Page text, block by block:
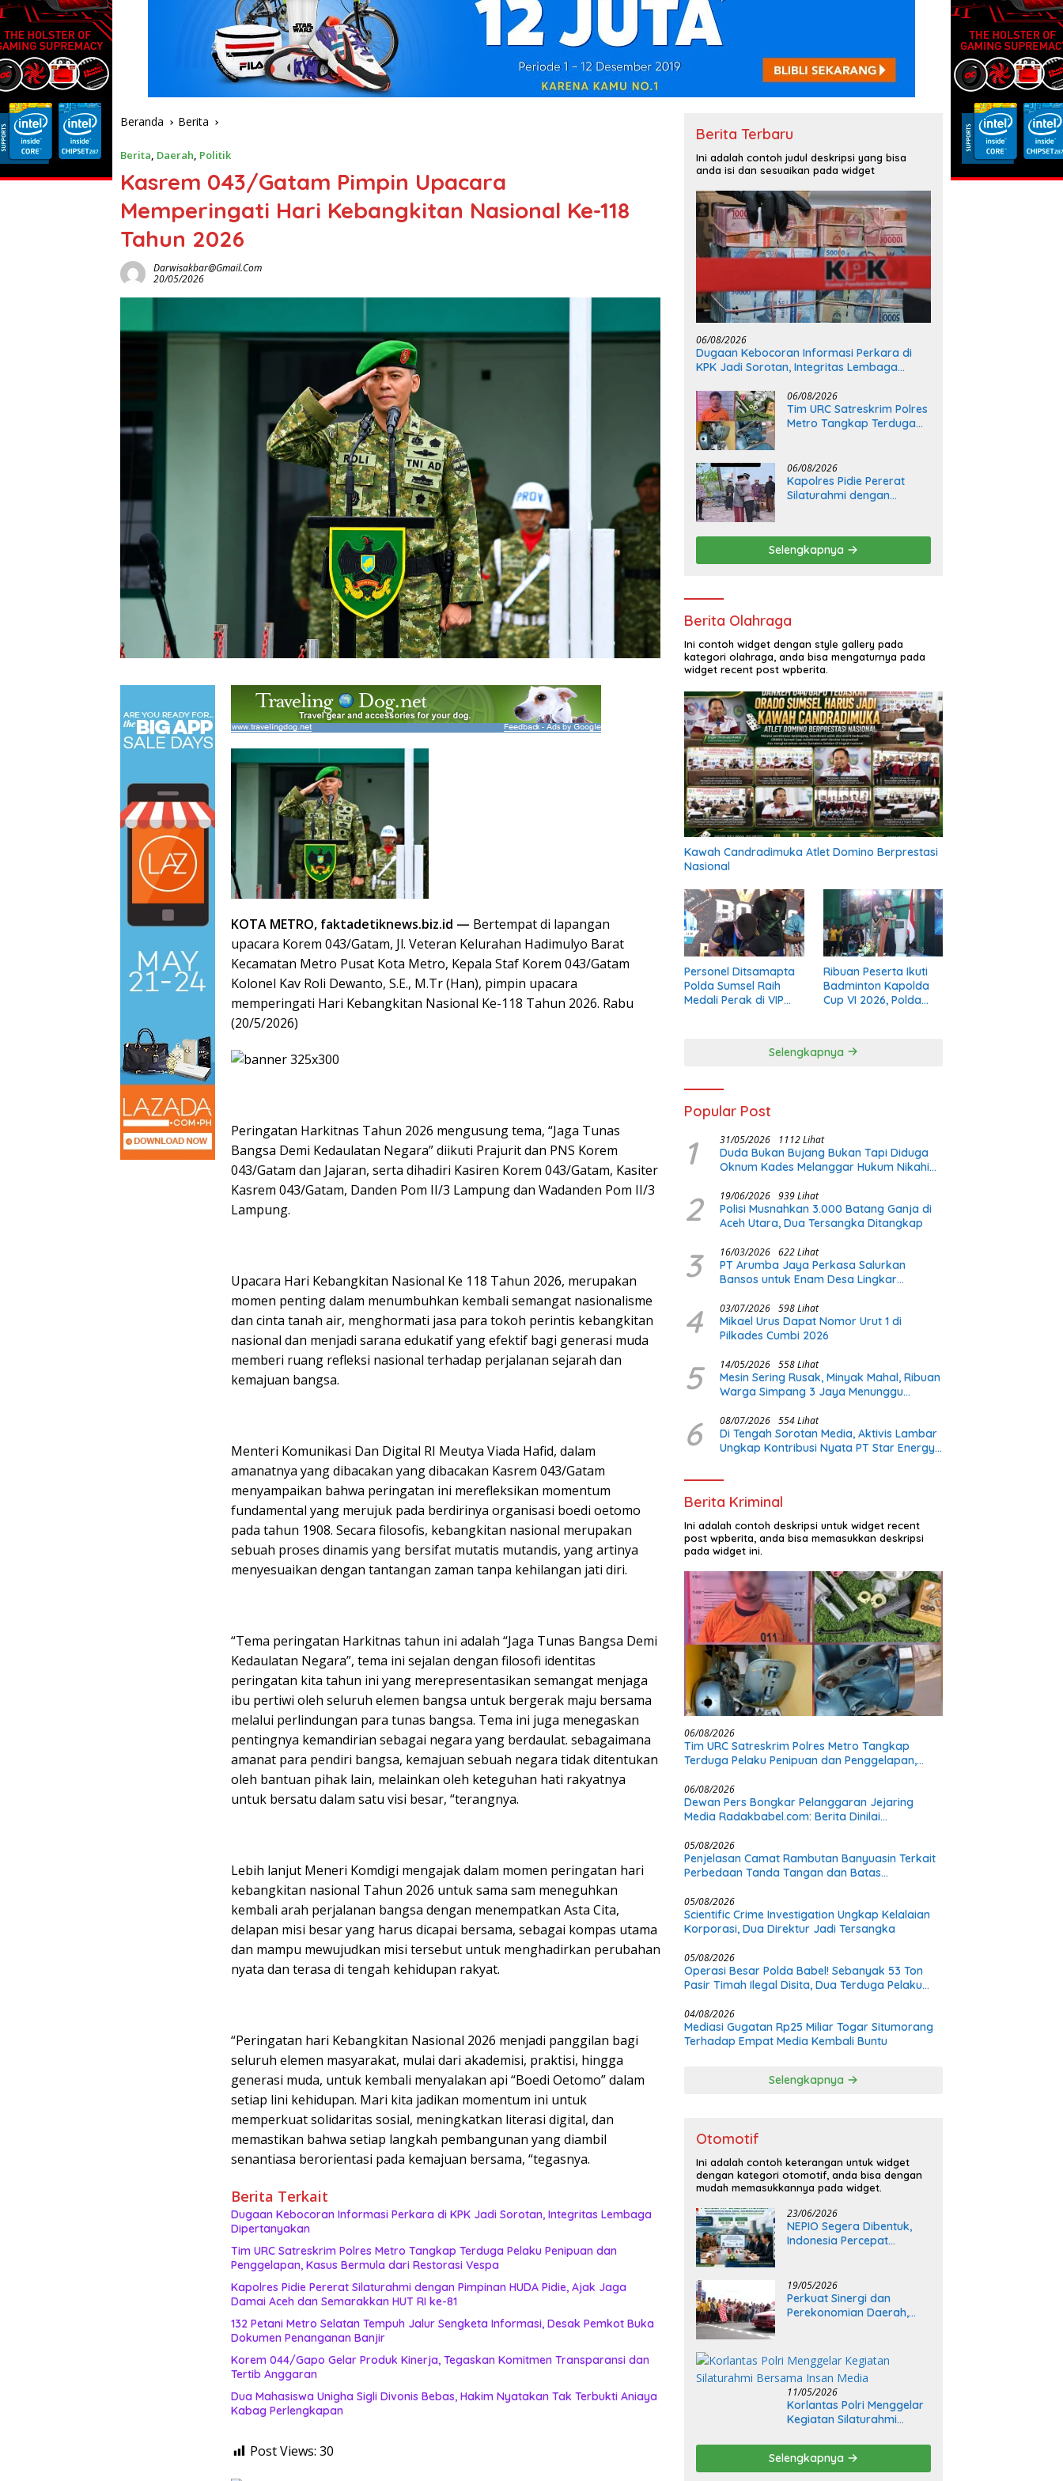
Beranda Berita
Berita, Daerah, Politik
Kasrem 043/Gatam Pimpin Upacara
Memperingati Hari Kebangkitan Nasional Ke-118
Tahun 2026
Darwisakbar@gmail.com
20/05/2026
KOTA METRO, faktadetiknews.biz.id — Bertempat di lapangan
upacara Korem 043/Gatam, Jl. Veteran Kelurahan Hadimulyo Barat
Kecamatan Metro Pusat Kota Metro, Kepala Staf Korem 043/Gatam
Kolonel Kav Roli Dewanto, S.E., M.Tr (Han), pimpin upacara
memperingati Hari Kebangkitan Nasional Ke-118 Tahun 2026. Rabu
(20/5/2026)
Peringatan Harkitnas Tahun 2026 mengusung tema, “Jaga Tunas
Bangsa Demi Kedaulatan Negara” diikuti Prajurit dan PNS Korem
043/Gatam dan Jajaran, serta dihadiri Kasiren Korem 043/Gatam, Kasiter
Kasrem 043/Gatam, Danden Pom II/3 Lampung dan Wadanden Pom II/3
Lampung.
Upacara Hari Kebangkitan Nasional Ke 118 Tahun 2026, merupakan
momen penting dalam menumbuhkan kembali semangat nasionalisme
dan cinta tanah air, menghormati jasa para tokoh perintis kebangkitan
nasional dan menjadi sarana edukatif yang efektif bagi generasi muda
memberi ruang refleksi nasional terhadap perjalanan sejarah dan
kemajuan bangsa.
Menteri Komunikasi Dan Digital RI Meutya Viada Hafid, dalam
amanatnya yang dibacakan yang dibacakan Kasrem 043/Gatam
menyampaikan bahwa peringatan ini merefleksikan momentum
fundamental yang merujuk pada berdirinya organisasi boedi oetomo
pada tahun 1908. Secara filosofis, kebangkitan nasional merupakan
sebuah proses dinamis yang bersifat mutatis mutandis, yang artinya
menyesuaikan dengan tantangan zaman tanpa kehilangan jati diri.
“Tema peringatan Harkitnas tahun ini adalah “Jaga Tunas Bangsa Demi
Kedaulatan Negara”, tema ini sejalan dengan filosofi identitas
peringatan kita tahun ini yang merepresentasikan semangat menjaga
ibu pertiwi oleh seluruh elemen bangsa untuk bergerak maju bersama
melalui perlindungan para tunas bangsa. Tema ini juga menegaskan
pentingnya kemandirian sebagai negara yang berdaulat. sebagaimana
amanat para pendiri bangsa, kemajuan sebuah negara tidak ditentukan
oleh bantuan pihak lain, melainkan oleh keteguhan hati rakyatnya
untuk bersatu dalam satu visi besar, “terangnya.
Lebih lanjut Meneri Komdigi mengajak dalam momen peringatan hari
kebangkitan nasional Tahun 2026 untuk sama sam meneguhkan
kembali arah perjalanan bangsa dengan menempatkan Asta Cita,
delapan misi besar yang harus dicapai bersama, sebagai kompas utama
dan mampu mewujudkan misi tersebut untuk menghadirkan perubahan
nyata dan terasa di tengah kehidupan rakyat.
“Peringatan hari Kebangkitan Nasional 2026 menjadi panggilan bagi
seluruh elemen masyarakat, mulai dari akademisi, praktisi, hingga
generasi muda, untuk kembali menyalakan api “Boedi Oetomo” dalam
setiap lini kehidupan. Mari kita jadikan momentum ini untuk
memperkuat solidaritas sosial, meningkatkan literasi digital, dan
memastikan bahwa setiap langkah pembangunan yang diambil
senantiasa berorientasi pada kemajuan bersama, “tegasnya.
Berita Terkait
Dugaan Kebocoran Informasi Perkara di KPK Jadi Sorotan, Integritas Lembaga
Dipertanyakan
Tim URC Satreskrim Polres Metro Tangkap Terduga Pelaku Penipuan dan
Penggelapan, Kasus Bermula dari Restorasi Vespa
Kapolres Pidie Pererat Silaturahmi dengan Pimpinan HUDA Pidie, Ajak Jaga
Damai Aceh dan Semarakkan HUT RI ke-81
132 Petani Metro Selatan Tempuh Jalur Sengketa Informasi, Desak Pemkot Buka
Dokumen Penanganan Banjir
Korem 044/Gapo Gelar Produk Kinerja, Tegaskan Komitmen Transparansi dan
Tertib Anggaran
Dua Mahasiswa Unigha Sigli Divonis Bebas, Hakim Nyatakan Tak Terbukti Aniaya
Kabag Perlengkapan
Post Views: 30
Berita Terbaru
Ini adalah contoh judul deskripsi yang bisa
anda isi dan sesuaikan pada widget
06/08/2026
Dugaan Kebocoran Informasi Perkara di
KPK Jadi Sorotan, Integritas Lembaga
06/08/2026
Tim URC Satreskrim Polres
Metro Tangkap Terduga
Bermula dari Restorasi
Vespa
06/08/2026
Kapolres Pidie Pererat
Silaturahmi dengan
Semarakkan HUT RI ke-81
Selengkapnya
Berita Olahraga
Ini contoh widget dengan style gallery pada
kategori olahraga, anda bisa mengaturnya pada
widget recent post wpberita.
Kawah Candradimuka Atlet Domino Berprestasi
Nasional
Personel Ditsamapta
Polda Sumsel Raih
Medali Perak di VIP
Ribuan Peserta Ikuti
Badminton Kapolda
Cup VI 2026, Polda
Selengkapnya
Popular Post
1 31/05/2026 1112 Lihat
Duda Bukan Bujang Bukan Tapi Diduga
Oknum Kades Melanggar Hukum Nikahi
2 19/06/2026 939 Lihat
Polisi Musnahkan 3.000 Batang Ganja di
Aceh Utara, Dua Tersangka Ditangkap
3 16/03/2026 622 Lihat
PT Arumba Jaya Perkasa Salurkan
Bansos untuk Enam Desa Lingkar
4 03/07/2026 598 Lihat
Mikael Urus Dapat Nomor Urut 1 di
Pilkades Cumbi 2026
5 14/05/2026 558 Lihat
Mesin Sering Rusak, Minyak Mahal, Ribuan
Warga Simpang 3 Jaya Menunggu
6 08/07/2026 554 Lihat
Di Tengah Sorotan Media, Aktivis Lambar
Ungkap Kontribusi Nyata PT Star Energy:
Infrastruktur Lokal
Berita Kriminal
Ini adalah contoh deskripsi untuk widget recent
post wpberita, anda bisa memasukkan deskripsi
pada widget ini.
06/08/2026
Tim URC Satreskrim Polres Metro Tangkap
Terduga Pelaku Penipuan dan Penggelapan,
06/08/2026
Dewan Pers Bongkar Pelanggaran Jejaring
Media Radakbabel.com: Berita Dinilai
Berimbang
05/08/2026
Penjelasan Camat Rambutan Banyuasin Terkait
Perbedaan Tanda Tangan dan Batas
05/08/2026
Scientific Crime Investigation Ungkap Kelalaian
Korporasi, Dua Direktur Jadi Tersangka
05/08/2026
Operasi Besar Polda Babel! Sebanyak 53 Ton
Pasir Timah Ilegal Disita, Dua Terduga Pelaku
04/08/2026
Mediasi Gugatan Rp25 Miliar Togar Situmorang
Terhadap Empat Media Kembali Buntu
Selengkapnya
Otomotif
Ini adalah contoh keterangan untuk widget
dengan kategori otomotif, anda bisa dengan
mudah memasukkannya pada widget.
23/06/2026
NEPIO Segera Dibentuk,
Indonesia Percepat
Nuklir
19/05/2026
Perkuat Sinergi dan
Perekonomian Daerah,
2026
11/05/2026
Korlantas Polri Menggelar
Kegiatan Silaturahmi
Selengkapnya